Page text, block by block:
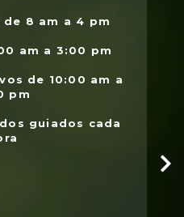
de 8 am a 4 pm
am a 3:00 pm
de 10:00 am a
pm
guiados cada